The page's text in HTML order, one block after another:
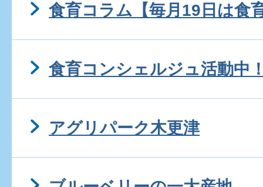
食育コラム【毎月19日は食
食育コンシェルジュ活動中
アグリパーク木更津